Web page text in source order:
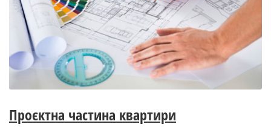
Проєктна частина квартири